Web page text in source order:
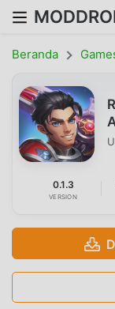
Beranda
0.1.3
VERSION